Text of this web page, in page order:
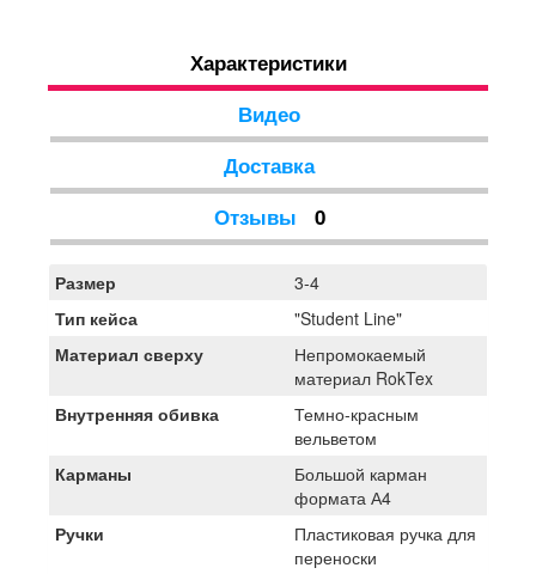
Характеристики
Видео
Доставка
Отзывы
0
Размер
3-4
Тип кейса
"Student Line"
Материал сверху
Непромокаемый
материал RokTex
Внутренняя обивка
Темно-красным
вельветом
Карманы
Большой карман
формата А4
Ручки
Пластиковая ручка для
переноски